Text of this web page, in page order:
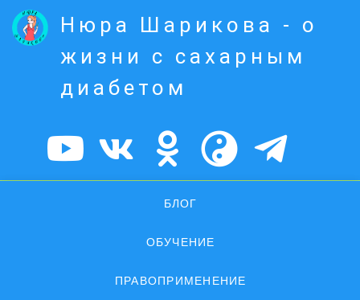
Нюра Шарикова - о
жизни с сахарным
диабетом
БЛОГ
ОБУЧЕНИЕ
ПРАВОПРИМЕНЕНИЕ